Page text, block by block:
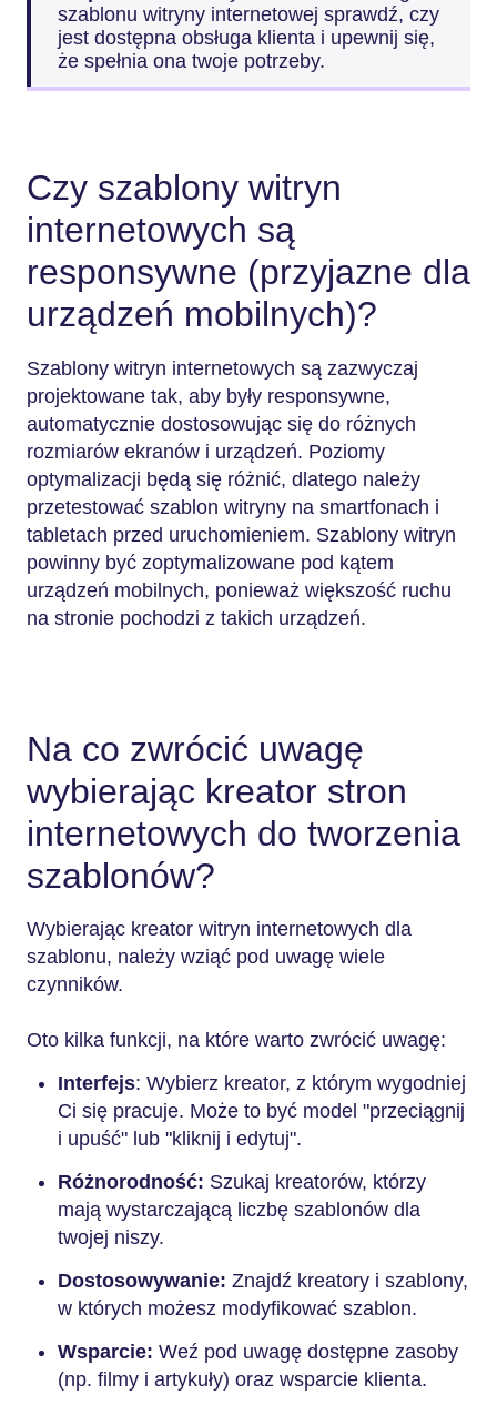
szablonu witryny internetowej sprawdź, czy
jest dostępna obsługa klienta i upewnij się,
że spełnia ona twoje potrzeby.
Czy szablony witryn
internetowych są
responsywne (przyjazne dla
urządzeń mobilnych)?
Szablony witryn internetowych są zazwyczaj
projektowane tak, aby były responsywne,
automatycznie dostosowując się do różnych
rozmiarów ekranów i urządzeń. Poziomy
optymalizacji będą się różnić, dlatego należy
przetestować szablon witryny na smartfonach i
tabletach przed uruchomieniem. Szablony witryn
powinny być zoptymalizowane pod kątem
urządzeń mobilnych, ponieważ większość ruchu
na stronie pochodzi z takich urządzeń.
Na co zwrócić uwagę
wybierając kreator stron
internetowych do tworzenia
szablonów?
Wybierając kreator witryn internetowych dla
szablonu, należy wziąć pod uwagę wiele
czynników.
Oto kilka funkcji, na które warto zwrócić uwagę:
Interfejs: Wybierz kreator, z którym wygodniej
Ci się pracuje. Może to być model "przeciągnij
i upuść" lub "kliknij i edytuj".
Różnorodność: Szukaj kreatorów, którzy
mają wystarczającą liczbę szablonów dla
twojej niszy.
Dostosowywanie: Znajdź kreatory i szablony,
w których możesz modyfikować szablon.
Wsparcie: Weź pod uwagę dostępne zasoby
(np. filmy i artykuły) oraz wsparcie klienta.